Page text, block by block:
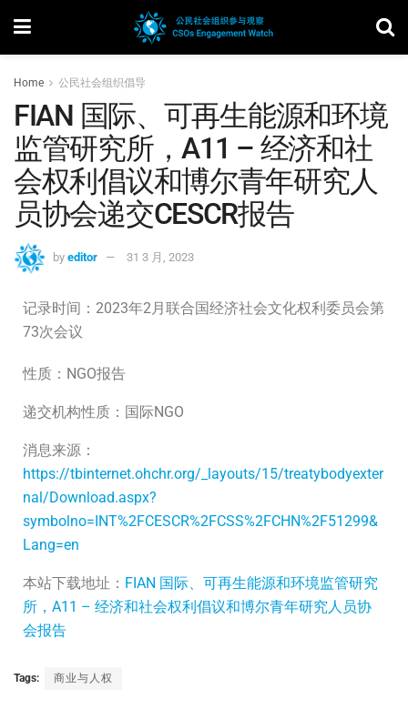
Home 公民社会组织倡导
FIAN 国际、可再生​​能源和环境
监管研究所，A11 – 经济和社
会权利倡议和博尔青年研究人
员协会递交CESCR报告
by editor 31 3 月, 2023
记录时间：2023年2月联合国经济社会文化权利委员会第
73次会议
性质：NGO报告
递交机构性质：国际NGO
消息来源：
https://tbinternet.ohchr.org/_layouts/15/treatybodyexter
nal/Download.aspx?
symbolno=INT%2FCESCR%2FCSS%2FCHN%2F51299&
Lang=en
本站下载地址： FIAN 国际、可再生​​能源和环境监管研究
所，A11 – 经济和社会权利倡议和博尔青年研究人员协
会报告
Tags: 商业与人权